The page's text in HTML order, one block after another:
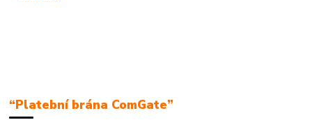
“Platební brána ComGate”